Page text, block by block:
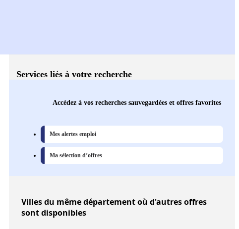
Services liés à votre recherche
Accédez à vos recherches sauvegardées et offres favorites
Mes alertes emploi
Ma sélection d’offres
Villesdu même département où d'autres offres
sont disponibles